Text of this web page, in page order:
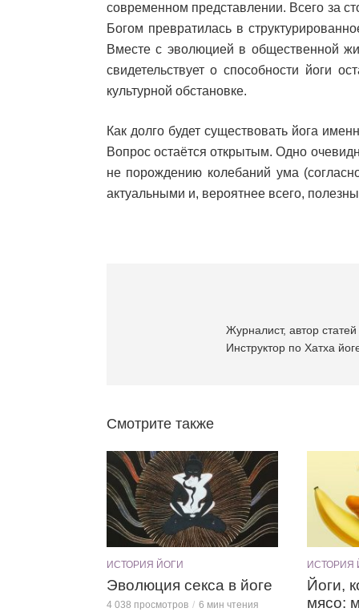
современном представлении. Всего за
Богом превратилась в
Вместе с эволюцией в общественной
свидетельствует о способности йоги
культурной обстановке.
Как долго будет существовать йога
Вопрос остаётся открытым. Одно
не порождению колебаний ума
актуальными и, вероятнее всего,
Журналист, автор
Инструктор по Хатха
Смотрите также
ИСТОРИЯ ЙОГИ
Эволюция секса в йоге
4 038 просмотров 6 мин чтения
ИСТОРИЯ
Йоги,
мясо: